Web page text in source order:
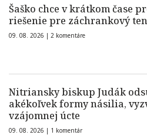
Šaško chce v krátkom čase
riešenie pre záchrankový
09. 08. 2026 | 2 komentáre
Nitriansky biskup Judák
akékoľvek formy násilia,
vzájomnej úcte
09. 08. 2026 | 1 komentár